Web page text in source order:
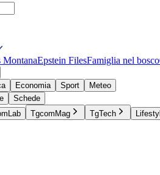
MontanaEpstein FilesFamiglia nel bosco
Economia Sport
Meteo
Schede
TgcomMag TgTech